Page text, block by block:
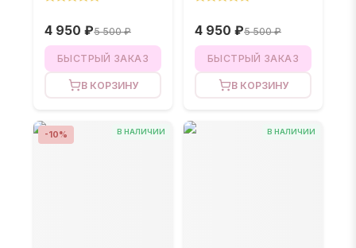
4 950 ₽5 500 ₽
БЫСТРЫЙ ЗАКАЗ
В КОРЗИНУ
4 950 ₽5 500 ₽
БЫСТРЫЙ ЗАКАЗ
В КОРЗИНУ
В НАЛИЧИИ
-10% В НАЛИЧИИ